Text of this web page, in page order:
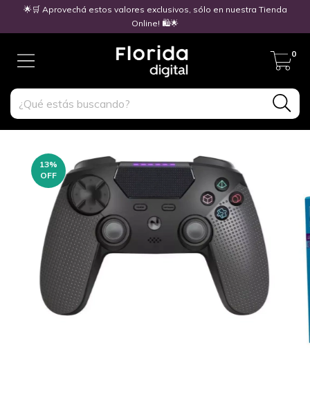
🌟🛒 Aprovechá estos valores exclusivos, sólo en nuestra Tienda
Online! 🛍️🌟
0
13%
OFF